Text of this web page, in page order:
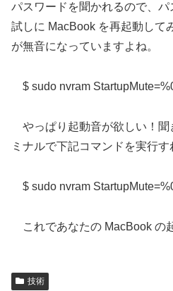
パスワードを聞かれるので、パ
試しに MacBook を再起動して
が無音になっていますよね。
$ sudo nvram
やっぱり起動音が欲しい！
ミナルで下記コマンドを実行す
$ sudo nvram
これであなたの MacBook の
技術